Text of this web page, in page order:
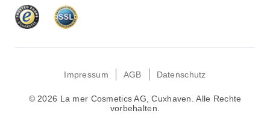
Impressum AGB Datenschutz
© 2026 La mer Cosmetics AG, Cuxhaven. Alle Rechte
vorbehalten.